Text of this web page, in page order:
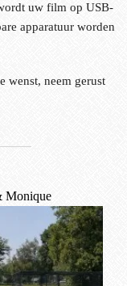
uw film op USB-
apparatuur worden
wenst, neem gerust
Monique